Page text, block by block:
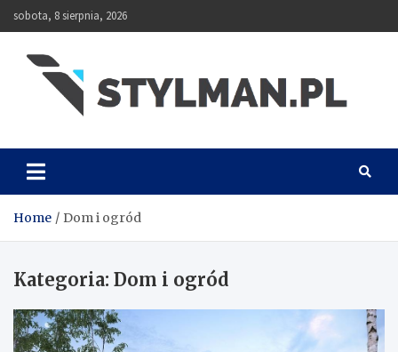
Skip
to
sobota, 8 sierpnia, 2026
Stylman
Home Dom i ogród
Kategoria: Dom i ogród